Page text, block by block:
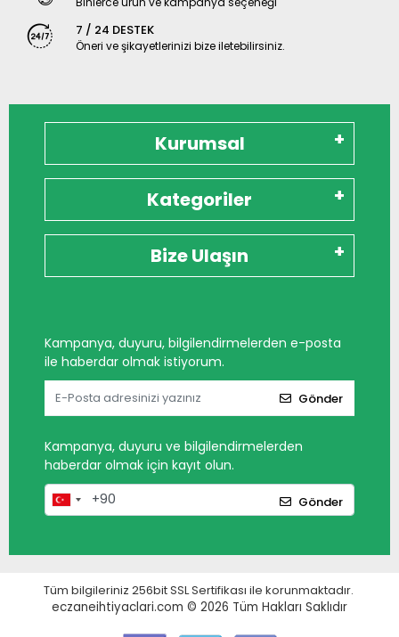
7 / 24 DESTEK
Öneri ve şikayetlerinizi bize iletebilirsiniz.
Kurumsal
Kategoriler
Bize Ulaşın
Kampanya, duyuru, bilgilendirmelerden e-posta
ile haberdar olmak istiyorum.
Gönder
Kampanya, duyuru ve bilgilendirmelerden
haberdar olmak için kayıt olun.
Gönder
Tüm bilgileriniz 256bit SSL Sertifikası ile korunmaktadır.
eczaneihtiyaclari.com © 2026 Tüm Hakları Saklıdır